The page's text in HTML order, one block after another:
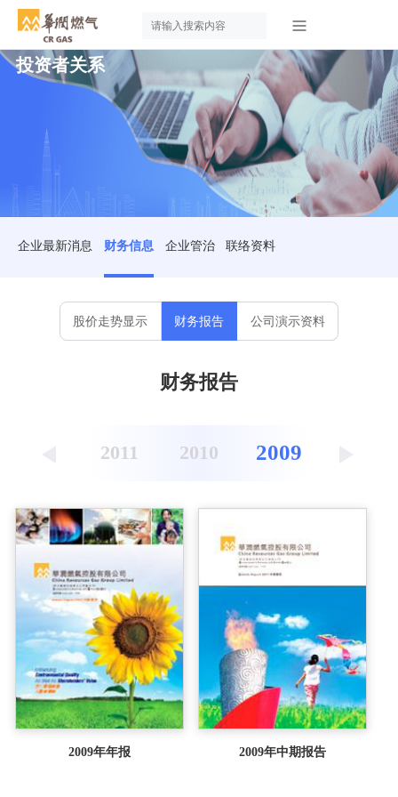
投资者关系
企业最新消息 财务信息 企业管治 联络资料
股价走势显示 财务报告 公司演示资料
财务报告
2011 2010 2009
2009年年报 2009年中期报告